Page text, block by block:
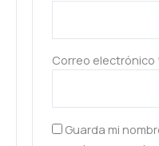
Correo electrónico
Guarda mi